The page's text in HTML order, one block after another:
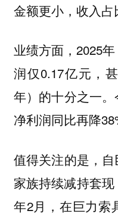
金额更小，收入占
业绩方面，2025
润仅0.17亿元，
年）的十分之一
净利润同比再降
值得关注的是，
家族持续减持套
年2月，在巨力索